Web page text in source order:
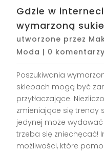
Gdzie w
wymarzoną
utworzone przez
Moda | 0 komentarzy
Poszukiwania
sklepach mogą być
przytłaczające.
zmieniające się trendy
jedynej może
trzeba się zniechęcać!
możliwości, które